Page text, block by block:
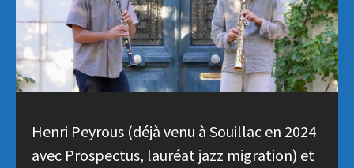
Henri Peyrous (déjà venu à Souillac en 2024
avec Prospectus, lauréat jazz migration) et